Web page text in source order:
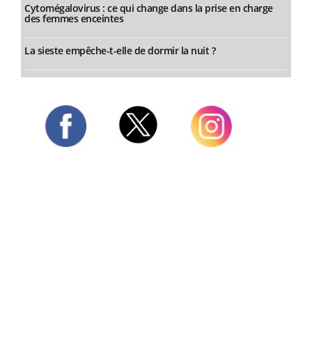
Cytomégalovirus : ce qui change dans la prise en charge
des femmes enceintes
La sieste empêche-t-elle de dormir la nuit ?